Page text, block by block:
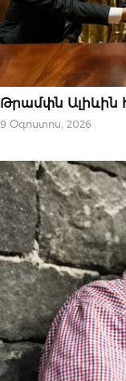
ԿԱՐԵՎՈՐԸ
Թրամփն Ալիևին
9 Օգոստոս, 2026